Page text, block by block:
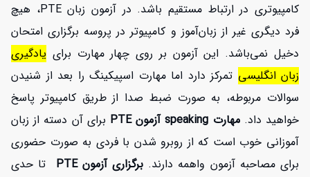
کامپیوتری در ارتباط مستقیم باشد. در آزمون زبان PTE، هیچ
فرد دیگری غیر از زبان‌آموز و کامپیوتر در پروسه برگزاری امتحان
دخیل نمی‌باشد. این آزمون بر روی چهار مهارت برای یادگیری
زبان انگلیسی تمرکز دارد اما مهارت اسپیکینگ را بعد از شنیدن
سوالات مربوطه، به صورت ضبط صدا از طریق کامپیوتر پاسخ
خواهید داد.مهارت speaking آزمون PTE
برای آن دسته از زبان
آموزانی خوب است که از روبرو شدن با فردی به صورت حضوری
برای مصاحبه آزمون واهمه دارند. برگزاری آزمون PTE تا حدی
افزایش اعتبار